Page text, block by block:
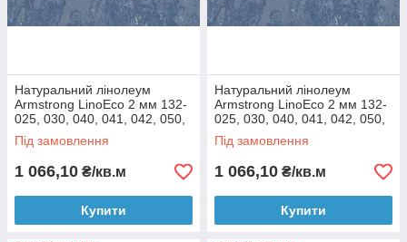
Натуральний лінолеум
Armstrong LinoEco 2 мм 132-
025, 030, 040, 041, 042, 050,
053, 054, 058, 072, 073, 080
Синій
Під замовлення
1 066,10 ₴/кв.м
Купити
Натуральний лінолеум
Armstrong LinoEco 2 мм 132-
025, 030, 040, 041, 042, 050,
053, 054, 058, 072, 073, 080
Оливковий
Під замовлення
1 066,10 ₴/кв.м
Купити